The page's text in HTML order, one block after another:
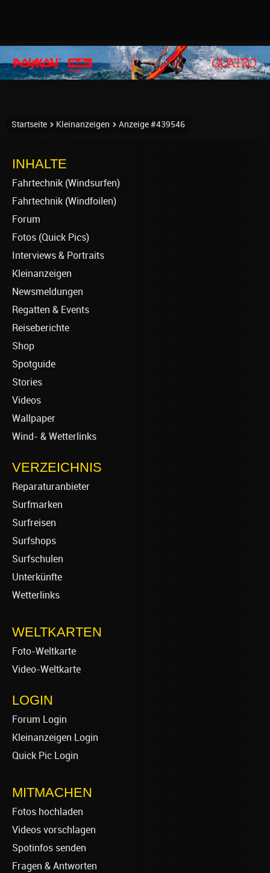
Startseite Kleinanzeigen Anzeige #439546
INHALTE
Fahrtechnik (Windsurfen)
Fahrtechnik (Windfoilen)
Forum
Fotos (Quick Pics)
Interviews & Portraits
Kleinanzeigen
Newsmeldungen
Regatten & Events
Reiseberichte
Shop
Spotguide
Stories
Videos
Wallpaper
Wind- & Wetterlinks
VERZEICHNIS
Reparaturanbieter
Surfmarken
Surfreisen
Surfshops
Surfschulen
Unterkünfte
Wetterlinks
WELTKARTEN
Foto-Weltkarte
Video-Weltkarte
LOGIN
Forum Login
Kleinanzeigen Login
Quick Pic Login
MITMACHEN
Fotos hochladen
Videos vorschlagen
Spotinfos senden
Fragen & Antworten